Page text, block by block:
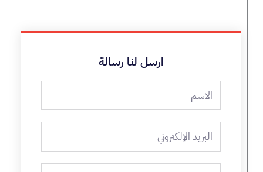
ارسل لنا رسالة
البريد
الإلكتروني